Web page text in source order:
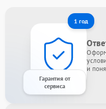
1 год
Гарантия от
сервиса
и